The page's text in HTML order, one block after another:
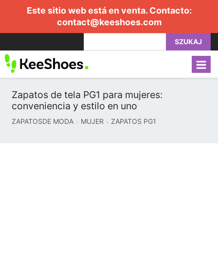
Este sitio web está en venta. Contacto:
contact@keeshoes.com
SZUKAJ
Zapatos de tela PG1 para mujeres:
conveniencia y estilo en uno
ZAPATOSDE MODA MUJER ZAPATOS PG1